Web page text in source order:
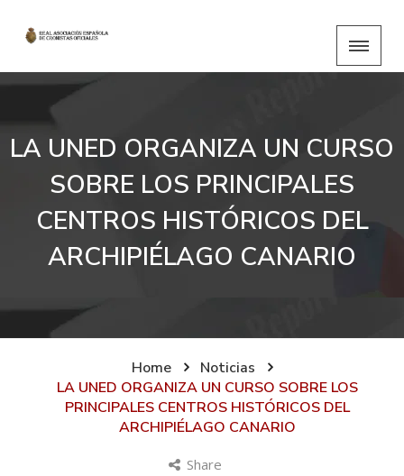
LA UNED ORGANIZA UN CURSO
SOBRE LOS PRINCIPALES
CENTROS HISTÓRICOS DEL
ARCHIPIÉLAGO CANARIO
Home
Noticias
LA UNED ORGANIZA UN CURSO SOBRE LOS
PRINCIPALES CENTROS HISTÓRICOS DEL
ARCHIPIÉLAGO CANARIO
Share